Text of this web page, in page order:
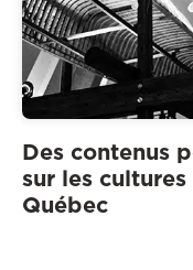
Des contenus
sur les
Québec